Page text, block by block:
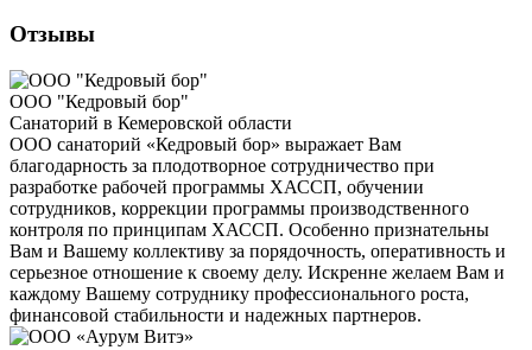
Отзывы
ООО "Кедровый бор"
Санаторий в Кемеровской области
ООО санаторий «Кедровый бор» выражает Вам
благодарность за плодотворное сотрудничество при
разработке рабочей программы ХАССП, обучении
сотрудников, коррекции программы производственного
контроля по принципам ХАССП. Особенно признательны
Вам и Вашему коллективу за порядочность, оперативность и
серьезное отношение к своему делу. Искренне желаем Вам и
каждому Вашему сотруднику профессионального роста,
финансовой стабильности и надежных партнеров.